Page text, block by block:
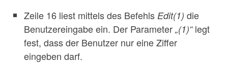
Zeile 16 liest mittels des Befehls Edit(1) die
Benutzereingabe ein. Der Parameter„(1)“legt
fest, dass der Benutzer nur eine Ziffer
eingeben darf.